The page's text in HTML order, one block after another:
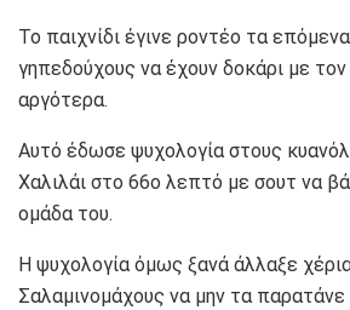
Το παιχνίδι έγινε ροντέο τα
γηπεδούχους να έχουν δοκάρι με
αργότερα.
Αυτό έδωσε ψυχολογία στους
Χαλιλάι στο 66ο λεπτό με σουτ να
ομάδα του.
Η ψυχολογία όμως ξανά άλλαξε
Σαλαμινομάχους να μην τα παρατάνε